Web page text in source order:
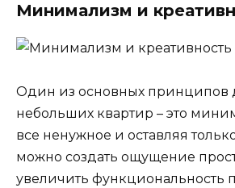
Минимализм и
Один из основных принципов
небольших квартир – это
все ненужное и оставляя
можно создать ощущение
увеличить функциональность